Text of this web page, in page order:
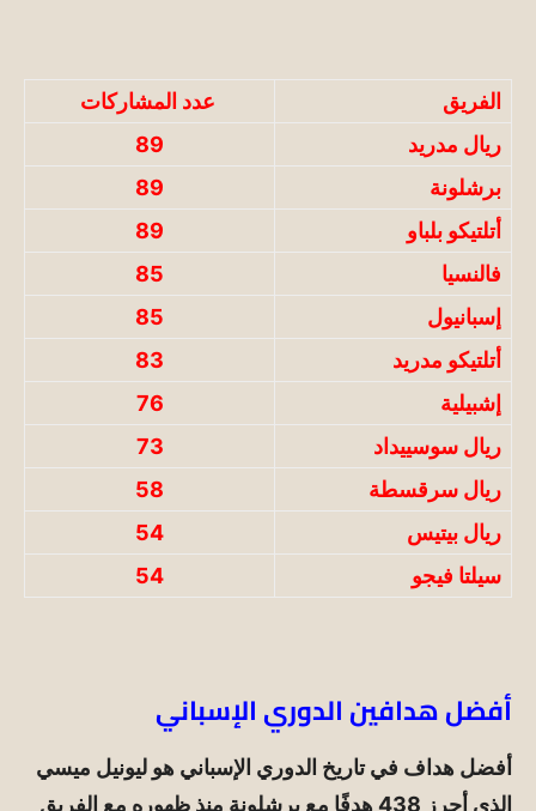
الفريق
عدد المشاركات
ريال مدريد
89
برشلونة
89
أتلتيكو بلباو
89
فالنسيا
85
إسبانيول
85
أتلتيكو مدريد
83
إشبيلية
76
ريال سوسييداد
73
ريال سرقسطة
58
ريال بيتيس
54
سيلتا فيجو
54
أفضل هدافين الدوري الإسباني
أفضل هداف في تاريخ الدوري الإسباني هو ليونيل ميسي
الذي أحرز 438 هدفًا مع برشلونة منذ ظهوره مع الفريق